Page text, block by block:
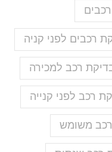
רכבים לפני קניה
רכב למכירה
רכב לפני קנייה
משומש